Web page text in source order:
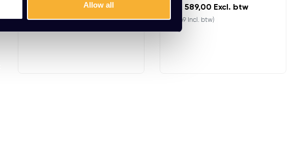
Allow all
EUR 569,00 Excl. btw
(688,49 Incl. btw)
EUR 589,00 Excl. btw
(712,69 Incl. btw)